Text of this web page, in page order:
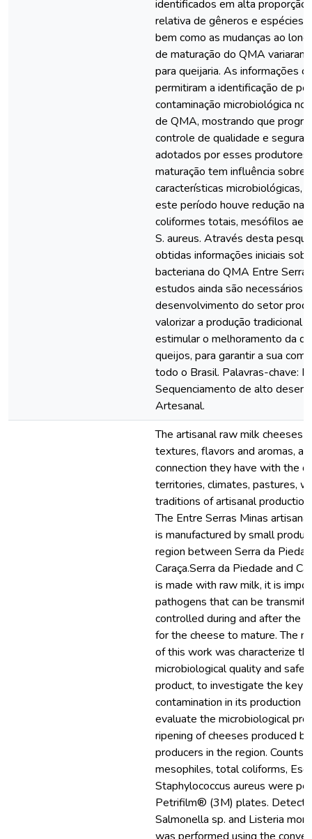
identificados em alta proporção.
relativa de gêneros e espécies
bem como as mudanças ao
de maturação do QMA variaram
para queijaria. As informações
permitiram a identificação de
contaminação microbiológica
de QMA, mostrando que
controle de qualidade e
adotados por esses
maturação tem influência sobre
características microbiológicas,
este período houve redução
coliformes totais, mesófilos
S. aureus. Através desta
obtidas informações iniciais
bacteriana do QMA Entre
estudos ainda são necessários
desenvolvimento do setor
valorizar a produção tradicional
estimular o melhoramento da
queijos, para garantir a sua
todo o Brasil. Palavras-chave:
Sequenciamento de alto
Artesanal.
The artisanal raw milk cheeses
textures, flavors and aromas,
connection they have with the
territories, climates, pastures,
traditions of artisanal production
The Entre Serras Minas
is manufactured by small
region between Serra da
Caraça.Serra da Piedade and
is made with raw milk, it is
pathogens that can be
controlled during and after the
for the cheese to mature. The
of this work was characterize
microbiological quality and
product, to investigate the key
contamination in its production
evaluate the microbiological
ripening of cheeses produced
producers in the region. Counts
mesophiles, total coliforms,
Staphylococcus aureus were
Petrifilm® (3M) plates.
Salmonella sp. and Listeria